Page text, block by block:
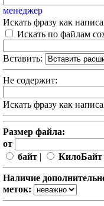
менеджер
Искать фразу как
Искать по файлам
Вставить:
Не содержит:
Искать фразу как
Размер файла:
от
байт | КилоБайт
Наличие
меток: